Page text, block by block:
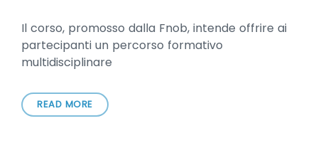
Il corso, promosso dalla Fnob, intende offrire ai
partecipanti un percorso formativo
multidisciplinare
READ MORE